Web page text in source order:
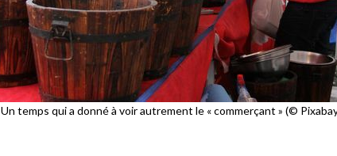
Un temps qui a donné à voir autrement le « commerçant » (©